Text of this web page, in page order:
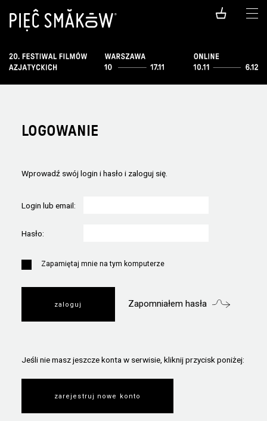
LOGOWANIE
Wprowadź swój login i hasło i zaloguj się.
Login lub email:
Hasło:
Zapamiętaj mnie na tym komputerze
Zapomniałem hasła
Jeśli nie masz jeszcze konta w serwisie, kliknij przycisk poniżej:
zarejestruj nowe konto